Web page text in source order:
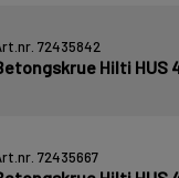
72435842
Hilti HUS
72435667